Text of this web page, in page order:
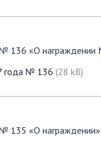
136 «О
года № 136 (28 kB)
135 «О награждении»